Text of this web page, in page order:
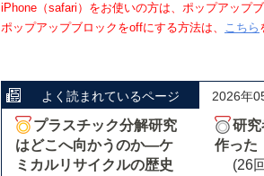
iPhone（safari）をお使いの方は、ポップアップ
ポップアップブロックをoffにする方法は、 こちら
よく読まれているページ 2026年
プラスチック分解研究
はどこへ向かうのか―ケ
ミカルリサイクルの歴史
研
作った
(26